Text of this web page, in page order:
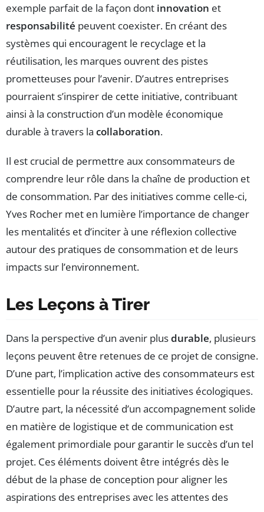
exemple parfait de la façon dont innovation et
responsabilité peuvent coexister. En créant des
systèmes qui encouragent le recyclage et la
réutilisation, les marques ouvrent des pistes
prometteuses pour l’avenir. D’autres entreprises
pourraient s’inspirer de cette initiative, contribuant
ainsi à la construction d’un modèle économique
durable à travers la collaboration.
Il est crucial de permettre aux consommateurs de
comprendre leur rôle dans la chaîne de production et
de consommation. Par des initiatives comme celle-ci,
Yves Rocher met en lumière l’importance de changer
les mentalités et d’inciter à une réflexion collective
autour des pratiques de consommation et de leurs
impacts sur l’environnement.
Les Leçons à Tirer
Dans la perspective d’un avenir plusdurable, plusieurs
leçons peuvent être retenues de ce projet de consigne.
D’une part, l’implication active des consommateurs est
essentielle pour la réussite des initiatives écologiques.
D’autre part, la nécessité d’un accompagnement solide
en matière de logistique et de communication est
également primordiale pour garantir le succès d’un tel
projet. Ces éléments doivent être intégrés dès le
début de la phase de conception pour aligner les
aspirations des entreprises avec les attentes des